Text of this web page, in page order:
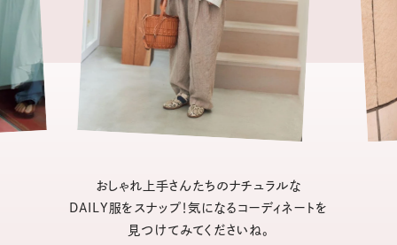
おしゃれ上手さんたちのナチュラルな
DAILY服をスナップ！気になるコーディネートを
見つけてみてくださいね。